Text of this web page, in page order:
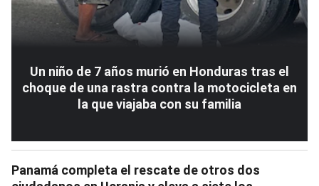
Un niño de 7 años murió en Honduras tras el
choque de una rastra contra la motocicleta en
la que viajaba con su familia
Panamá completa el rescate de otros dos